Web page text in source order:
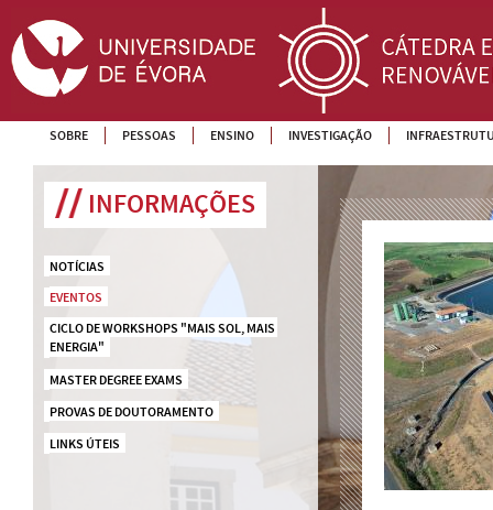
SOBRE PESSOAS ENSINO INVESTIGAÇÃO
INFORMAÇÕES
NOTÍCIAS
EVENTOS
CICLO DE WORKSHOPS "MAIS SOL, MAIS
ENERGIA"
MASTER DEGREE EXAMS
PROVAS DE DOUTORAMENTO
LINKS ÚTEIS